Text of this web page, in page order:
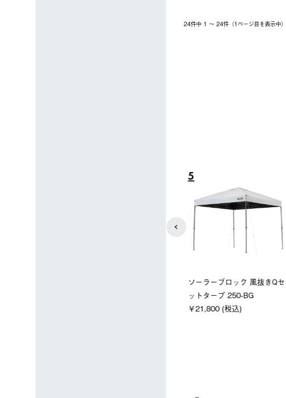
24件中 1 〜 24件（1ページ⽬を表⽰中）
5
ソーラーブロック 風抜きQセ
ットタープ 250-BG
￥21,800 (税込)